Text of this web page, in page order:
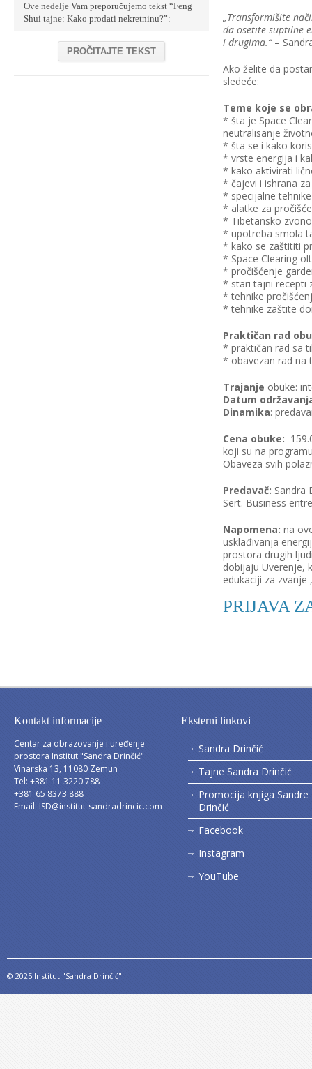
„Transformišite
da osetite suptilne
i drugima.“–
Ako želite da
sledeće:
Teme koje se
* šta je Space
neutralisanje
* šta se i kako
* vrste energija i
* kako aktivirati
* čajevi i ishrana
* specijalne
* alatke za
* Tibetansko
* upotreba smola
* kako se zaštititi
* Space Clearing
* pročišćenje
* stari tajni recepti
* tehnike
* tehnike zaštite
Praktičan rad
* praktičan rad sa
* obavezan rad na
Trajanje obuke:
Datum
Dinamika:
Cena obuke:
koji su na
Obaveza svih
Predavač: Sandra
Sert. Business
Napomena: na
usklađivanja
prostora drugih
dobijaju Uverenje,
edukaciji za zvanje
PRIJAVA
Ove nedelje Vam preporučujemo tekst “Feng
Shui tajne: Kako prodati nekretninu?”:
PROČITAJTE TEKST
Kontakt informacije
Centar za obrazovanje i uređenje
prostora Institut "Sandra Drinčić"
Vinarska 13, 11080 Zemun
Tel: +381 11 3220 788
+381 65 8373 888
Email: ISD@institut-sandradrincic.com
Eksterni linkovi
Sandra Drinčić
Tajne Sandra Drinčić
Promocija knjiga Sandre
Drinčić
Facebook
Instagram
YouTube
© 2025 Institut "Sandra Drinčić"